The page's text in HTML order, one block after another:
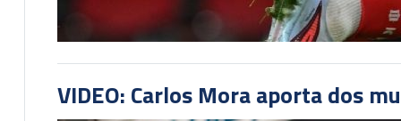
VIDEO: Carlos Mora aporta dos